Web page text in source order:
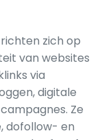
zich op
van websites
via
digitale
Ze
dofollow- en